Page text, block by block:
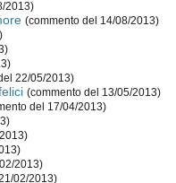
2013)
(commento del 14/08/2013)
22/05/2013)
(commento del 13/05/2013)
del 17/04/2013)
2013)
02/2013)